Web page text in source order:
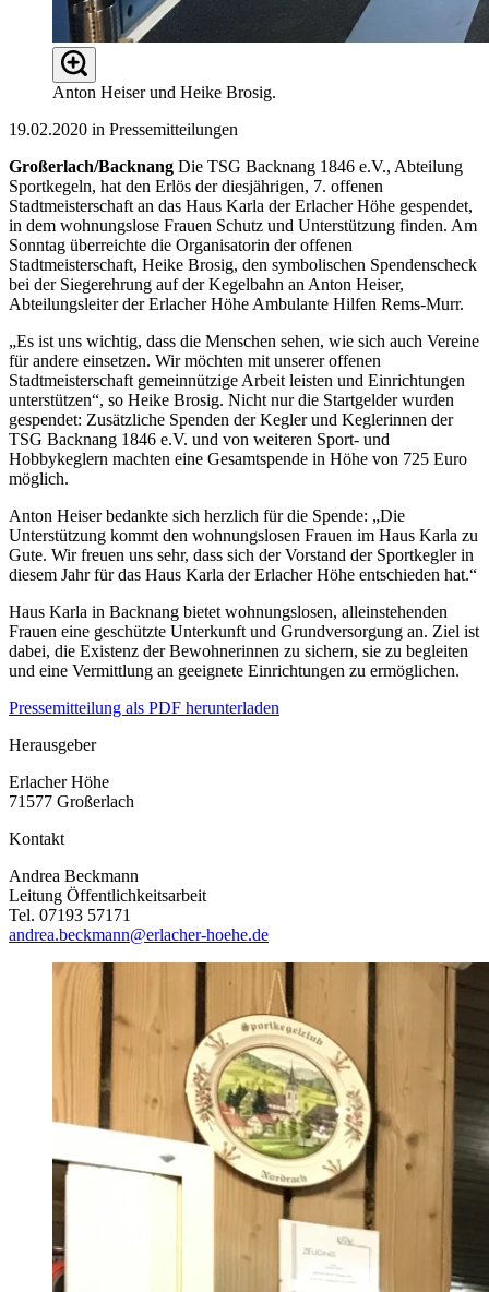
Anton Heiser und Heike Brosig.
19.02.2020 in Pressemitteilungen
Großerlach/Backnang Die TSG Backnang 1846 e.V., Abteilung
Sportkegeln, hat den Erlös der diesjährigen, 7. offenen
Stadtmeisterschaft an das Haus Karla der Erlacher Höhe gespendet,
in dem wohnungslose Frauen Schutz und Unterstützung finden. Am
Sonntag überreichte die Organisatorin der offenen
Stadtmeisterschaft, Heike Brosig, den symbolischen Spendenscheck
bei der Siegerehrung auf der Kegelbahn an Anton Heiser,
Abteilungsleiter der Erlacher Höhe Ambulante Hilfen Rems-Murr.
„Es ist uns wichtig, dass die Menschen sehen, wie sich auch Vereine
für andere einsetzen. Wir möchten mit unserer offenen
Stadtmeisterschaft gemeinnützige Arbeit leisten und Einrichtungen
unterstützen“, so Heike Brosig. Nicht nur die Startgelder wurden
gespendet: Zusätzliche Spenden der Kegler und Keglerinnen der
TSG Backnang 1846 e.V. und von weiteren Sport- und
Hobbykeglern machten eine Gesamtspende in Höhe von 725 Euro
möglich.
Anton Heiser bedankte sich herzlich für die Spende: „Die
Unterstützung kommt den wohnungslosen Frauen im Haus Karla zu
Gute. Wir freuen uns sehr, dass sich der Vorstand der Sportkegler in
diesem Jahr für das Haus Karla der Erlacher Höhe entschieden hat.“
Haus Karla in Backnang bietet wohnungslosen, alleinstehenden
Frauen eine geschützte Unterkunft und Grundversorgung an. Ziel ist
dabei, die Existenz der Bewohnerinnen zu sichern, sie zu begleiten
und eine Vermittlung an geeignete Einrichtungen zu ermöglichen.
Pressemitteilung als PDF herunterladen
Herausgeber
Erlacher Höhe
71577 Großerlach
Kontakt
Andrea Beckmann
Leitung Öffentlichkeitsarbeit
Tel. 07193 57171
andrea.beckmann@erlacher-hoehe.de